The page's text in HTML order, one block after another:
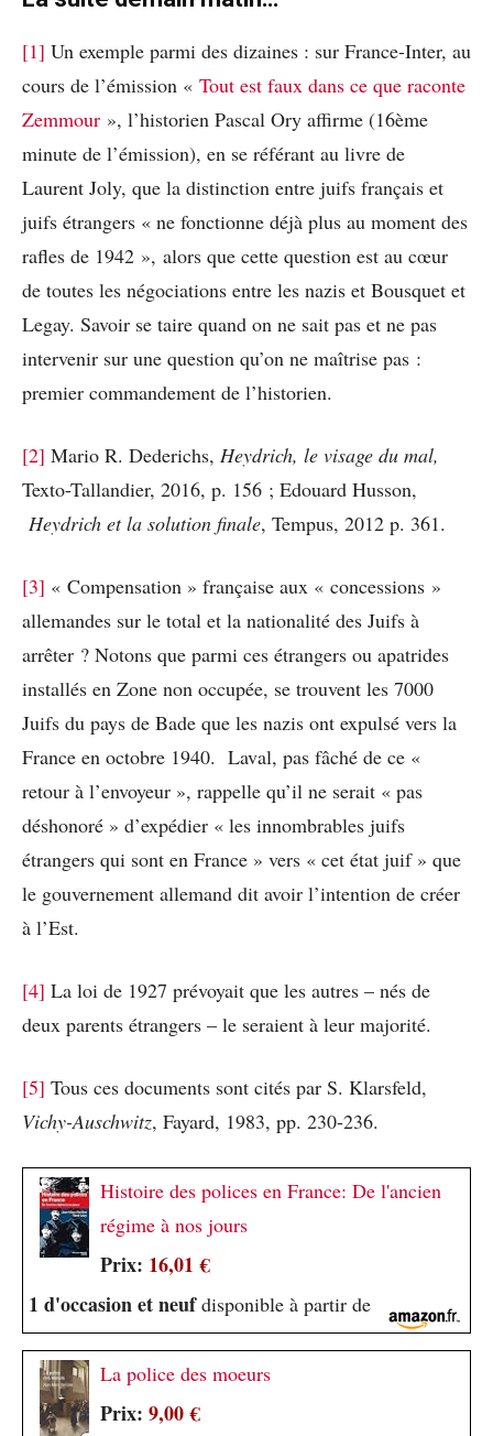
[1] Un exemple parmi des dizaines : sur France-Inter, au
cours de l’émission « Tout est faux dans ce que raconte
Zemmour », l’historien Pascal Ory affirme (16ème
minute de l’émission), en se référant au livre de
Laurent Joly, que la distinction entre juifs français et
juifs étrangers « ne fonctionne déjà plus au moment des
rafles de 1942 », alors que cette question est au cœur
de toutes les négociations entre les nazis et Bousquet et
Legay. Savoir se taire quand on ne sait pas et ne pas
intervenir sur une question qu’on ne maîtrise pas :
premier commandement de l’historien.
[2] Mario R. Dederichs, Heydrich, le visage du mal,
Texto-Tallandier, 2016, p. 156 ; Edouard Husson,
Heydrich et la solution finale, Tempus, 2012 p. 361.
[3] « Compensation » française aux « concessions »
allemandes sur le total et la nationalité des Juifs à
arrêter ? Notons que parmi ces étrangers ou apatrides
installés en Zone non occupée, se trouvent les 7000
Juifs du pays de Bade que les nazis ont expulsé vers la
France en octobre 1940. Laval, pas fâché de ce «
retour à l’envoyeur », rappelle qu’il ne serait « pas
déshonoré » d’expédier « les innombrables juifs
étrangers qui sont en France » vers « cet état juif » que
le gouvernement allemand dit avoir l’intention de créer
à l’Est.
[4] La loi de 1927 prévoyait que les autres – nés de
deux parents étrangers – le seraient à leur majorité.
[5] Tous ces documents sont cités par S. Klarsfeld,
Vichy-Auschwitz, Fayard, 1983, pp. 230-236.
Histoire des polices en France: De l'ancien
régime à nos jours
Prix: 16,01 €
1 d'occasion et neufdisponible à partir de
La police des moeurs
Prix: 9,00 €